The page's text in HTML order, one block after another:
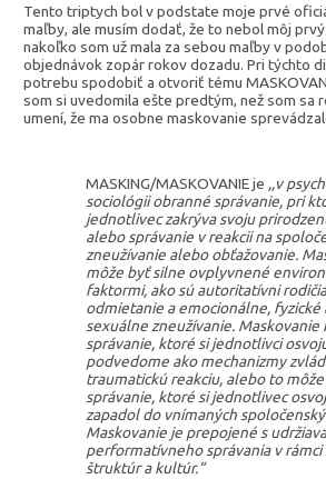
Tento triptych bol v podstate moje prvé
maľby, ale musím dodať, že to nebol môj
nakoľko som už mala za sebou maľby v
objednávok zopár rokov dozadu. Pri týchto
potrebu spodobiť a otvoriť tému
som si uvedomila ešte predtým, než som sa
umení, že ma osobne maskovanie
MASKING/MASKOVANIE je ,,v
sociológii obranné správanie, pri
jednotlivec zakrýva svoju
alebo správanie v reakcii na
zneužívanie alebo obťažovanie.
môže byť silne ovplyvnené
faktormi, ako sú autoritatívni
odmietanie a emocionálne, fyzické
sexuálne zneužívanie. Maskovanie
správanie, ktoré si jednotlivci
podvedome ako mechanizmy
traumatickú reakciu, alebo to
správanie, ktoré si jednotlivec
zapadol do vnímaných
Maskovanie je prepojené s
performatívneho správania v rámci
štruktúr a kultúr.“